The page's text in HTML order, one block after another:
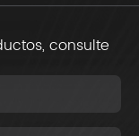
consulte